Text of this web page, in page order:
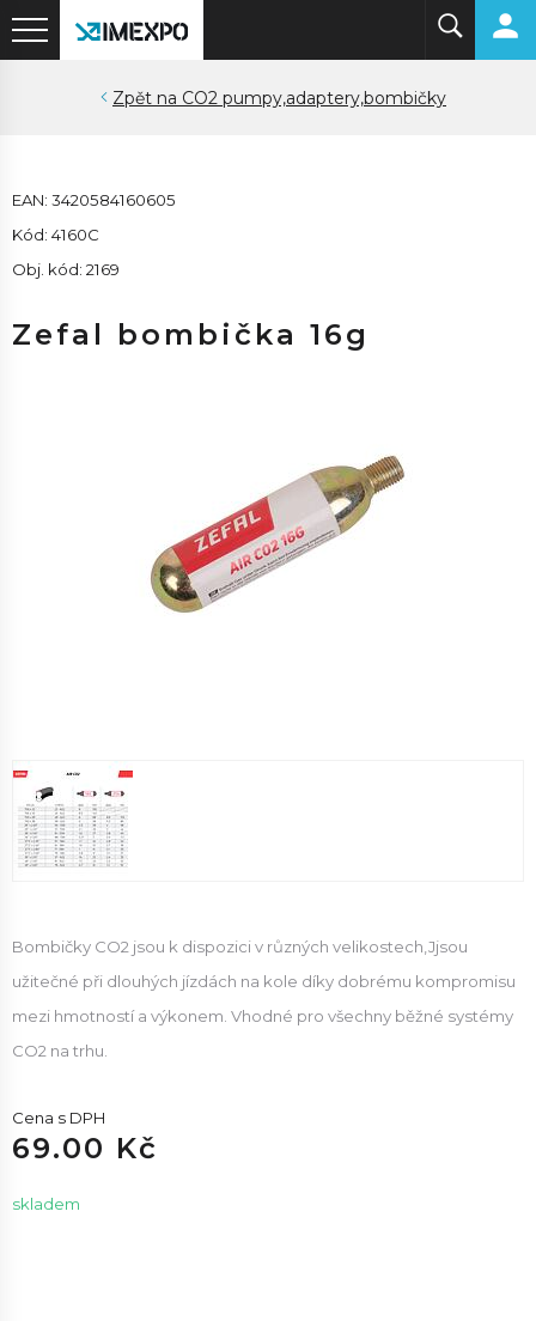
CO2 pumpy,adaptery,bombičky
EAN: 3420584160605
Kód: 4160C
Obj. kód: 2169
Zefal bombička 16g
Bombičky CO2 jsou k dispozici v různých velikostech,Jjsou
užitečné při dlouhých jízdách na kole díky dobrému kompromisu
mezi hmotností a výkonem. Vhodné pro všechny běžné systémy
CO2 na trhu.
Cena s DPH
69.00 Kč
skladem